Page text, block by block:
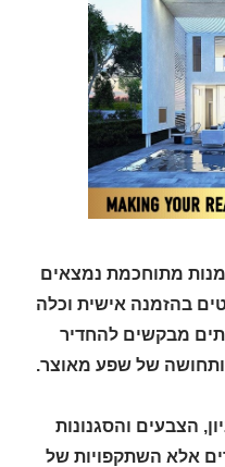
מתוחכמת נמצאים
בהזמנה אישית וכלה
מבקשים להחדיר
ותחושה של שפע מאוצר.
הצבעים והסגנונות
אלא השתקפויות של